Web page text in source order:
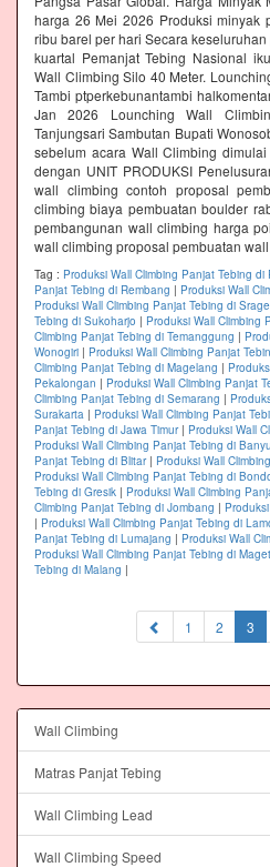
harga 26 Mei 2026 Produksi minyak
ribu barel per hari Secara
kuartal Pemanjat Tebing Nasional
Wall Climbing Silo 40 Meter.
Tambi ptperkebunantambi
Jan 2026 Lounching Wall
Tanjungsari Sambutan Bupati
sebelum acara Wall Climbing
dengan UNIT PRODUKSI
wall climbing contoh proposal
climbing biaya pembuatan boulder
pembangunan wall climbing harga
wall climbing proposal pembuatan
Tag : Produksi Wall Climbing Panjat Tebing di
Panjat Tebing di Rembang | Produksi Wall
Produksi Wall Climbing Panjat Tebing di
Tebing di Sukoharjo | Produksi Wall Climbing
Climbing Panjat Tebing di Temanggung |
Wonogiri | Produksi Wall Climbing Panjat
Climbing Panjat Tebing di Magelang |
Pekalongan | Produksi Wall Climbing Panjat
Climbing Panjat Tebing di Semarang |
Surakarta | Produksi Wall Climbing Panjat
Panjat Tebing di Jawa Timur| Produksi Wall
Produksi Wall Climbing Panjat Tebing di
Panjat Tebing di Blitar| Produksi Wall
Produksi Wall Climbing Panjat Tebing di
Tebing di Gresik | Produksi Wall Climbing
Climbing Panjat Tebing di Jombang |
| Produksi Wall Climbing Panjat Tebing di
Panjat Tebing di Lumajang | Produksi Wall
Produksi Wall Climbing Panjat Tebing di
Tebing di Malang |
1 2 3
Wall Climbing
Matras Panjat Tebing
Wall Climbing Lead
Wall Climbing Speed